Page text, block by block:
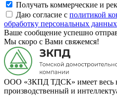
Получать коммерческие и
Даю согласие с политикой
обработку персональных данных
Ваше сообщение успешно
Мы скоро с Вами свяжемся!
ООО «ЗКПД ТДСК» имеет весь
производственный и